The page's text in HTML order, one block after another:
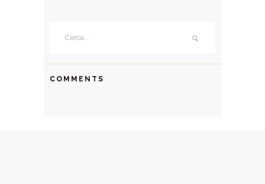
COMMENTS